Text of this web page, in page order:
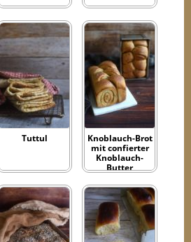
Tuttul
Knoblauch-Brot
mit confierter
Knoblauch-
Butter